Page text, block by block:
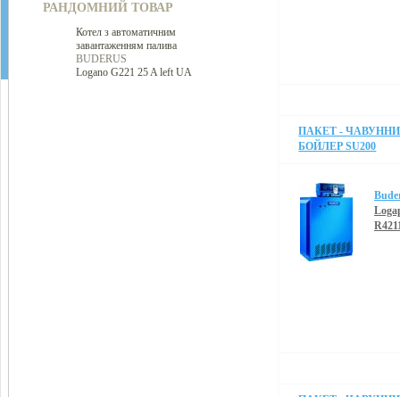
РАНДОМНИЙ ТОВАР
Котел з автоматичним
завантаженням палива
BUDERUS
Logano G221 25 A left UA
ПАКЕТ -
БОЙЛЕР SU200